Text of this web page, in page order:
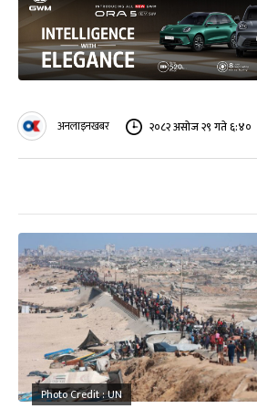
अनलाइनखबर २०८२ असोज २९ गते ६:४०
Photo Credit : UN